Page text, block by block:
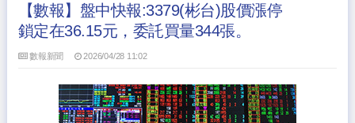
【數報】盤中快報:3379(彬台)股價漲停
鎖定在36.15元，委託買量344張。
數報新聞 2026/04/28 11:02